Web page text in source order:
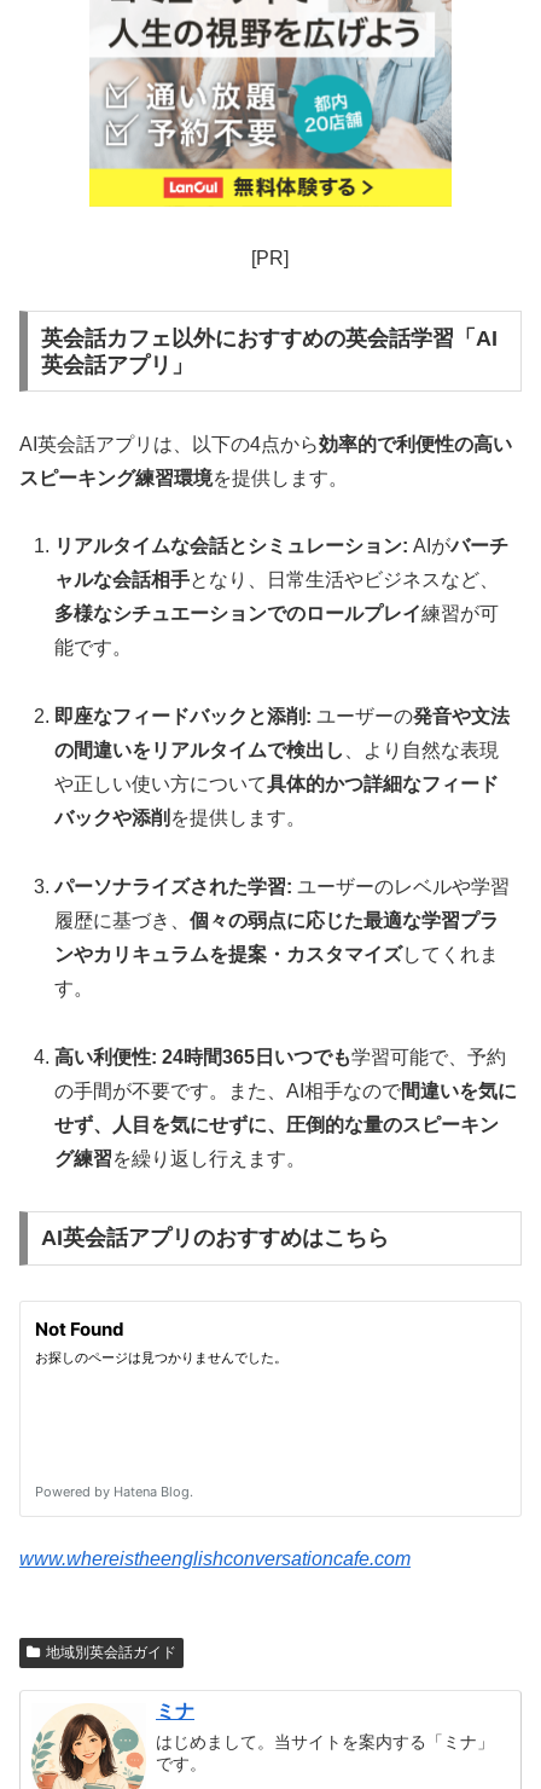
[PR]
英会話カフェ以外におすすめの英会話学習「AI
英会話アプリ」
AI英会話アプリは、以下の4点から効率的で利便性の高い
スピーキング練習環境を提供します。
リアルタイムな会話とシミュレーション: AIがバーチ
ャルな会話相手となり、日常生活やビジネスなど、
多様なシチュエーションでのロールプレイ練習が可
能です。
即座なフィードバックと添削: ユーザーの発音や文法
の間違いをリアルタイムで検出し
、より自然な表現
や正しい使い方について具体的かつ詳細なフィード
バックや添削 を提供します。
パーソナライズされた学習: ユーザーのレベルや学習
履歴に基づき、個々の弱点に応じた最適な学習プラ
ンやカリキュラムを提案・カスタマイズしてくれま
す。
高い利便性: 24時間365日いつでも学習可能で、予約
の手間が不要です。また、AI相手なので間違いを気に
せず、人目を気にせずに、圧倒的な量のスピーキン
グ練習を繰り返し行えます。
AI英会話アプリのおすすめはこちら
www.whereistheenglishconversationcafe.com
地域別英会話ガイド
ミナ
はじめまして。当サイトを案内する「ミナ」
です。